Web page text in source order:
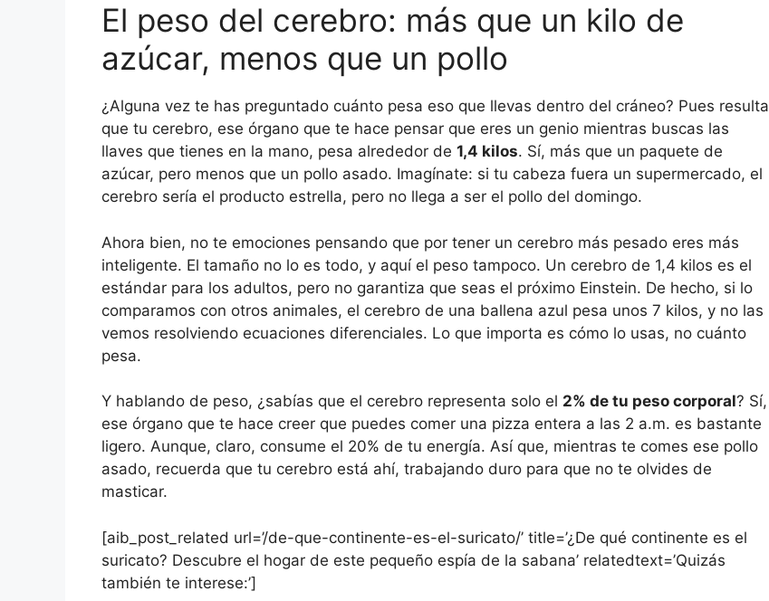
El peso del cerebro: más que un kilo de
azúcar, menos que un pollo
¿Alguna vez te has preguntado cuánto pesa eso que llevas dentro del cráneo? Pues resulta
que tu cerebro, ese órgano que te hace pensar que eres un genio mientras buscas las
llaves que tienes en la mano, pesa alrededor de 1,4 kilos. Sí, más que un paquete de
azúcar, pero menos que un pollo asado. Imagínate: si tu cabeza fuera un supermercado, el
cerebro sería el producto estrella, pero no llega a ser el pollo del domingo.
Ahora bien, no te emociones pensando que por tener un cerebro más pesado eres más
inteligente. El tamaño no lo es todo, y aquí el peso tampoco. Un cerebro de 1,4 kilos es el
estándar para los adultos, pero no garantiza que seas el próximo Einstein. De hecho, si lo
comparamos con otros animales, el cerebro de una ballena azul pesa unos 7 kilos, y no las
vemos resolviendo ecuaciones diferenciales. Lo que importa es cómo lo usas, no cuánto
pesa.
Y hablando de peso, ¿sabías que el cerebro representa solo el 2% de tu peso corporal? Sí,
ese órgano que te hace creer que puedes comer una pizza entera a las 2 a.m. es bastante
ligero. Aunque, claro, consume el 20% de tu energía. Así que, mientras te comes ese pollo
asado, recuerda que tu cerebro está ahí, trabajando duro para que no te olvides de
masticar.
[aib_post_related url=’/de-que-continente-es-el-suricato/’ title=’¿De qué continente es el
suricato? Descubre el hogar de este pequeño espía de la sabana’ relatedtext=’Quizás
también te interese:’]